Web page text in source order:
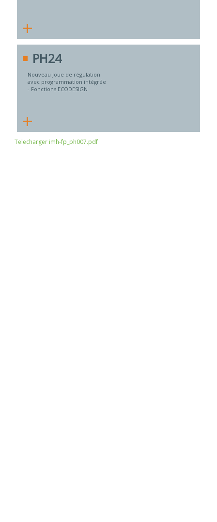
+
PH24
Nouveau Joue de régulation
avec programmation intégrée
- Fonctions ECODESIGN
+
Telecharger imh-fp_ph007.pdf